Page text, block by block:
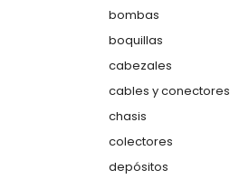
bombas
boquillas
cabezales
cables y conectores
chasis
colectores
depósitos